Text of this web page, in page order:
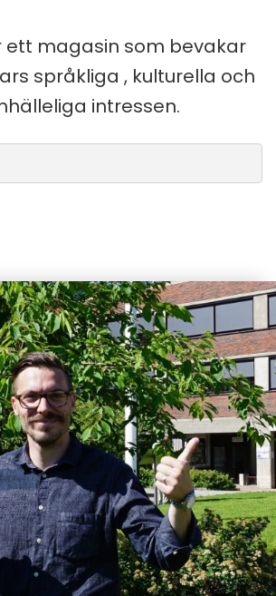
ett magasin som bevakar
språkliga , kulturella och
intressen.